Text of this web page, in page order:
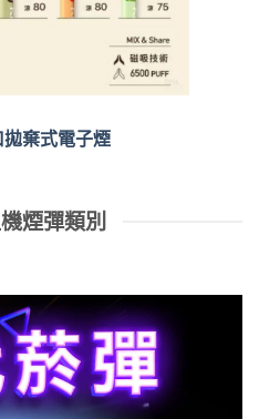
棄式電子煙
煙彈類別